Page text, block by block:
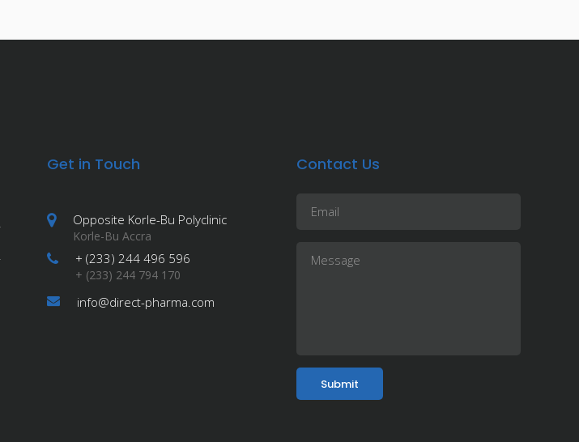
Get in Touch
Opposite Korle-Bu Polyclinic
Korle-Bu Accra
+ (233) 244 496 596
+ (233) 244 794 170
info@direct-pharma.com
Contact Us